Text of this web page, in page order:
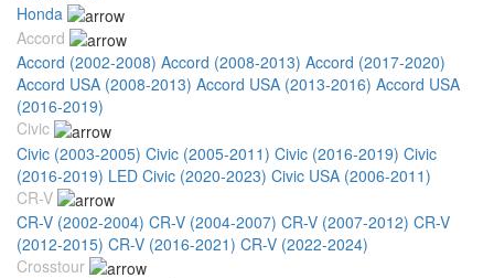
Honda
Accord
Accord (2002-2008) Accord (2008-2013) Accord (2017-2020)
Accord USA (2008-2013) Accord USA (2013-2016) Accord USA
(2016-2019)
Civic
Civic (2003-2005) Civic (2005-2011) Civic (2016-2019) Civic
(2016-2019) LED Civic (2020-2023) Civic USA (2006-2011)
CR-V
CR-V (2002-2004) CR-V (2004-2007) CR-V (2007-2012) CR-V
(2012-2015) CR-V (2016-2021) CR-V (2022-2024)
Crosstour